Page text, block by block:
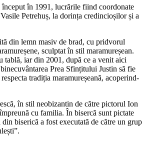
în 1991, lucrările fiind coordonate
Petrehuș, la dorința credincioșilor și a
din lemn masiv de brad, cu pridvorul
sculptat în stil maramureșean.
tablă, iar din 2001, după ce a venit aici
Prea Sfințitului Justin să fie
tradiția maramureșeană, acoperind-
în stil neobizantin de către pictorul Ion
cu familia. În bisercă sunt pictate
biserică a fost executată de către un grup